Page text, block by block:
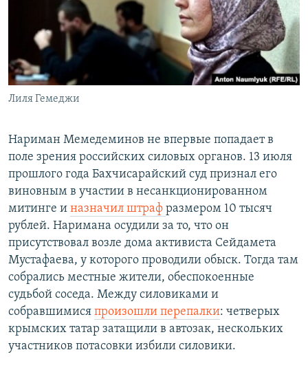
Лиля Гемеджи
Нариман Мемедеминов не впервые попадает в
поле зрения российских силовых органов. 13 июля
прошлого года Бахчисарайский суд признал его
виновным в участии в несанкционированном
митинге и назначил штраф размером 10 тысяч
рублей. Наримана осудили за то, что он
присутствовал возле дома активиста Сейдамета
Мустафаева, у которого проводили обыск. Тогда там
собрались местные жители, обеспокоенные
судьбой соседа. Между силовиками и
собравшимися произошли перепалки: четверых
крымских татар затащили в автозак, нескольких
участников потасовки избили силовики.